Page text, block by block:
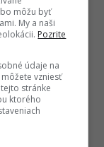
môžu byť
My a naši
Pozrite
údaje na
vzniesť
stránke
ktorého